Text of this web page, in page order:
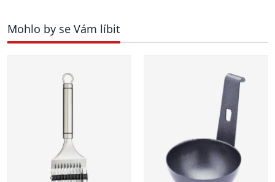
Mohlo by se Vám líbit